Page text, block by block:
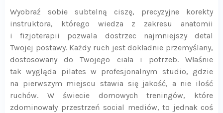
Wyobraź sobie subtelną ciszę, precyzyjne korekty
instruktora, którego wiedza z zakresu anatomii
i fizjoterapii pozwala dostrzec najmniejszy detal
Twojej postawy. Każdy ruch jest dokładnie przemyślany,
dostosowany do Twojego ciała i potrzeb. Właśnie
tak wygląda pilates w profesjonalnym studio, gdzie
na pierwszym miejscu stawia się jakość, a nie ilość
ruchów. W świecie domowych treningów, które
zdominowały przestrzeń social mediów, to jednak coś